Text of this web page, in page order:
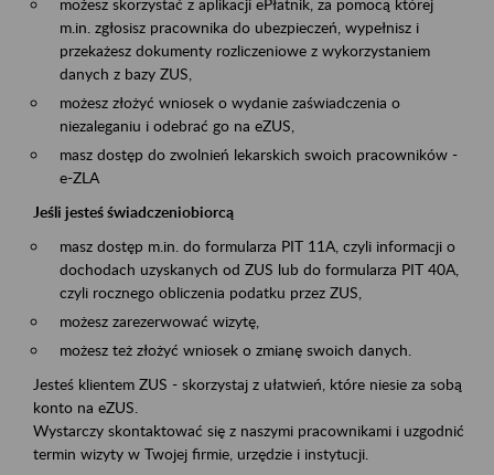
możesz skorzystać z aplikacji ePłatnik, za pomocą której
m.in. zgłosisz pracownika do ubezpieczeń, wypełnisz i
przekażesz dokumenty rozliczeniowe z wykorzystaniem
danych z bazy ZUS,
możesz złożyć wniosek o wydanie zaświadczenia o
niezaleganiu i odebrać go na eZUS,
masz dostęp do zwolnień lekarskich swoich pracowników -
e-ZLA
Jeśli jesteś świadczeniobiorcą
masz dostęp m.in. do formularza PIT 11A, czyli informacji o
dochodach uzyskanych od ZUS lub do formularza PIT 40A,
czyli rocznego obliczenia podatku przez ZUS,
możesz zarezerwować wizytę,
możesz też złożyć wniosek o zmianę swoich danych.
Jesteś klientem ZUS - skorzystaj z ułatwień, które niesie za sobą
konto na eZUS.
Wystarczy skontaktować się z naszymi pracownikami i uzgodnić
termin wizyty w Twojej firmie, urzędzie i instytucji.